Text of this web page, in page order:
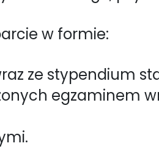
w formie:
ze stypendium
egzaminem